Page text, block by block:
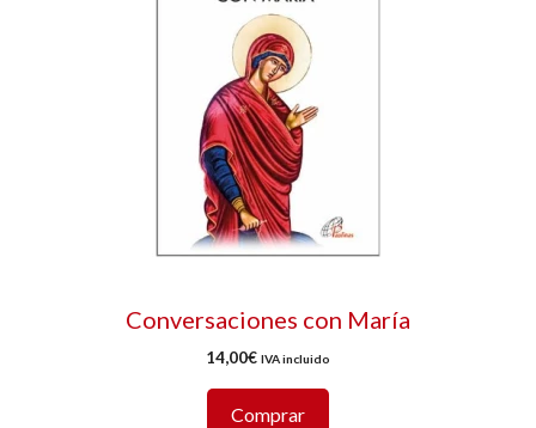
Conversaciones con María
14,00€ IVA incluido
Comprar